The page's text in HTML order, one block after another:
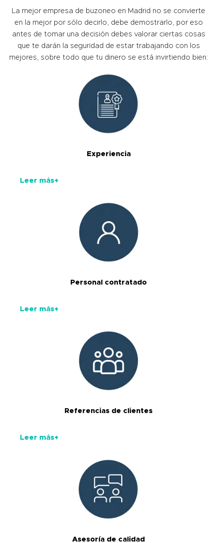
La mejor empresa de buzoneo en Madrid no se convierte
en la mejor por sólo decirlo, debe demostrarlo, por eso
antes de tomar una decisión debes valorar ciertas cosas
que te darán la seguridad de estar trabajando con los
mejores, sobre todo que tu dinero se está invirtiendo bien:
Experiencia
Leer más+
Personal contratado
Leer más+
Referencias de clientes
Leer más+
Asesoría de calidad